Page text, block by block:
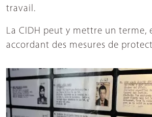
travail.
La CIDH peut y mettre un terme,
accordant des mesures de